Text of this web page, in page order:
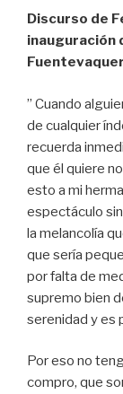
Discurso de
inauguración
” Cuando
de cualquier
recuerda
que él quiere
esto a mi
espectáculo
la melancolía
que sería
por falta de
supremo bien
serenidad y es
Por eso no
compro, que